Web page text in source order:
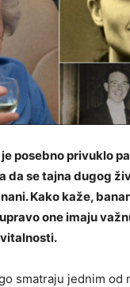
posebno privuklo
da se tajna dugog
Kako kaže,
one imaju
smatraju jednim od